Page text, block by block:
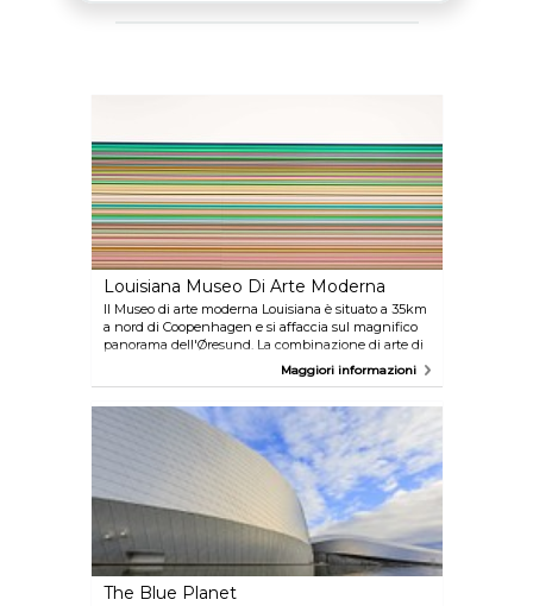
Louisiana Museo Di Arte Moderna
Il Museo di arte moderna Louisiana è situato a 35km
a nord di Coopenhagen e si affaccia sul magnifico
panorama dell'Øresund. La combinazione di arte di
classe mondiale, natura e architettura è unica, tanto
che la Louisiana è spesso definito come "il museo
spazio capitoli significativi dell'arte del XX secolo,
tutti ben ospitati nella dinamica struttura di un
museo che ospita mostre, concerti, letteratura e
Maggiori informazioni
The Blue Planet